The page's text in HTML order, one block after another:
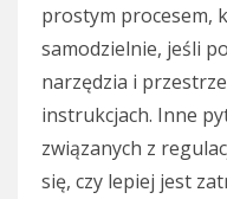
prostym procesem,
samodzielnie, jeśli
narzędzia i
instrukcjach. Inne
związanych z
się, czy lepiej jest